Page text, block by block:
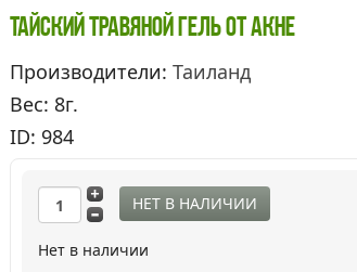
Тайский Травяной Гель От Акне
Производители: Таиланд
Вес: 8г.
ID: 984
НЕТ В НАЛИЧИИ
Нет в наличии